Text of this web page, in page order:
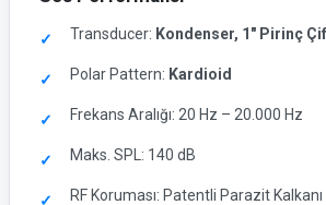
Transducer: Kondenser, 1" Pirinç
Polar Pattern: Kardioid
Frekans Aralığı: 20 Hz – 20.000 Hz
Maks. SPL: 140 dB
RF Koruması: Patentli Parazit Kalkanı